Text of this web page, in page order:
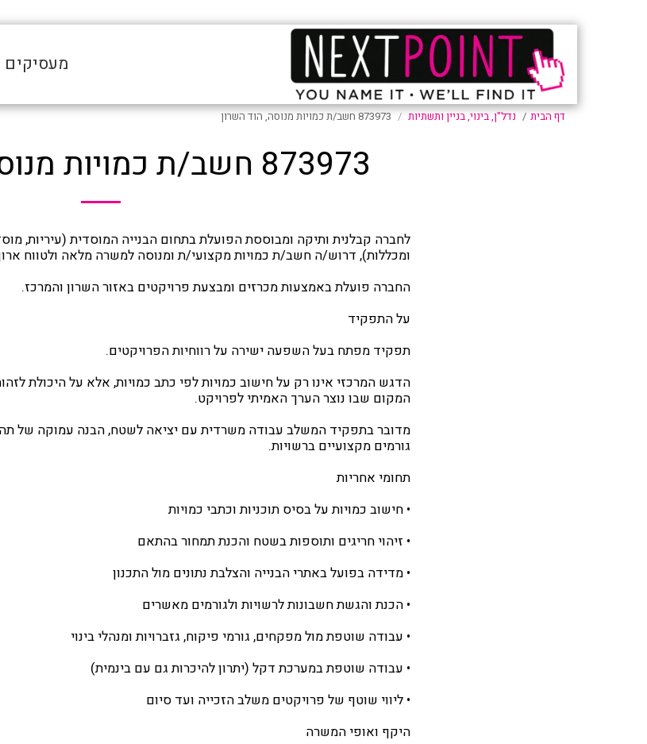
מעסיקים
דף הבית נדל"ן, בינוי, בניין ותשתיות 873973 חשב/ת כמויות מנוסה, הוד השרון
873973 חשב/ת כמויות מנוסה, הוד השרון
לחברה קבלנית ותיקה ומבוססת הפועלת בתחום הבנייה המוסדית (עיריות,
ומכללות), דרוש/ה חשב/ת כמויות מקצועי/ת ומנוסה למשרה מלאה ולטווח
החברה פועלת באמצעות מכרזים ומבצעת פרויקטים באזור השרון והמרכז.
על התפקיד
תפקיד מפתח בעל השפעה ישירה על רווחיות הפרויקטים.
הדגש המרכזי אינו רק על חישוב כמויות לפי כתב כמויות, אלא על היכולת
המקום שבו נוצר הערך האמיתי לפרויקט.
מדובר בתפקיד המשלב עבודה משרדית עם יציאה לשטח, הבנה עמוקה של
גורמים מקצועיים ברשויות.
תחומי אחריות
• חישוב כמויות על בסיס תוכניות וכתבי כמויות
• זיהוי חריגים ותוספות בשטח והכנת תמחור בהתאם
• מדידה בפועל באתרי הבנייה והצלבת נתונים מול התכנון
• הכנת והגשת חשבונות לרשויות ולגורמים מאשרים
• עבודה שוטפת מול מפקחים, גורמי פיקוח, גזברויות ומנהלי בינוי
• עבודה שוטפת במערכת דקל (יתרון להיכרות גם עם בינמית)
• ליווי שוטף של פרויקטים משלב הזכייה ועד סיום
היקף ואופי המשרה